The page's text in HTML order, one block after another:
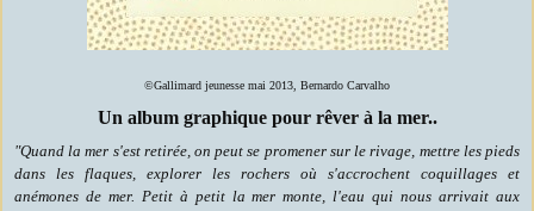
©Gallimard jeunesse mai 2013, Bernardo Carvalho
Un album graphique pour rêver à la mer..
"Quand la mer s'est retirée, on peut se promener sur le rivage, mettre les pieds
dans les flaques, explorer les rochers où s'accrochent coquillages et
anémones de mer. Petit à petit la mer monte, l'eau qui nous arrivait aux